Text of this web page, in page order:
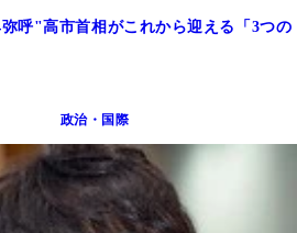
呼"高市首相がこれから迎える「3つの
政治・国際